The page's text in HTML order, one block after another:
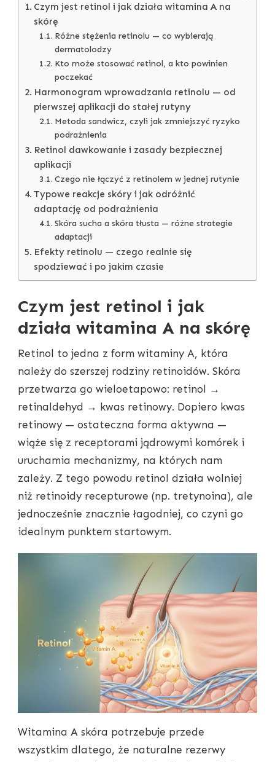
Czym jest retinol i jak działa witamina A na
skórę
Różne stężenia retinolu — co wybierają
dermatolodzy
Kto może stosować retinol, a kto powinien
poczekać
Harmonogram wprowadzania retinolu — od
pierwszej aplikacji do stałej rutyny
Metoda sandwicz, czyli jak zmniejszyć ryzyko
podrażnienia
Retinol dawkowanie i zasady bezpiecznej
aplikacji
Czego nie łączyć z retinolem w jednej rutynie
Typowe reakcje skóry i jak odróżnić
adaptację od podrażnienia
Skóra sucha a skóra tłusta — różne strategie
adaptacji
Efekty retinolu — czego realnie się
spodziewać i po jakim czasie
Czym jest retinol i jak
działa witamina A na skórę
Retinol to jedna z form witaminy A, która
należy do szerszej rodziny retinoidów. Skóra
przetwarza go wieloetapowo: retinol →
retinaldehyd → kwas retinowy. Dopiero kwas
retinowy — ostateczna forma aktywna —
wiąże się z receptorami jądrowymi komórek i
uruchamia mechanizmy, na których nam
zależy. Z tego powodu retinol działa wolniej
niż retinoidy recepturowe (np. tretynoina), ale
jednocześnie znacznie łagodniej, co czyni go
idealnym punktem startowym.
Witamina A skóra potrzebuje przede
wszystkim dlatego, że naturalne rezerwy